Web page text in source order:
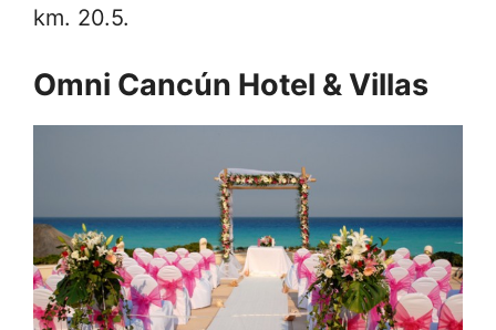
km. 20.5.
Omni Cancún Hotel & Villas